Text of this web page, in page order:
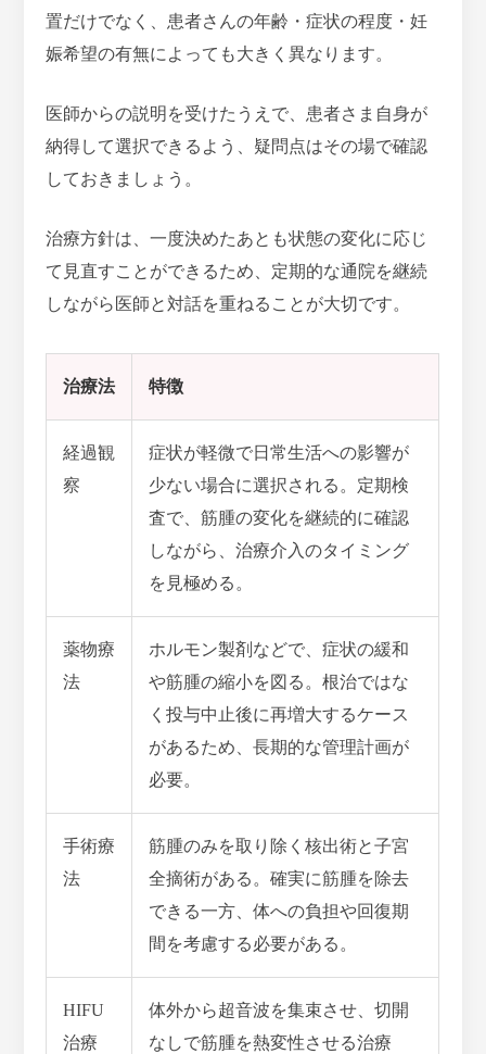
置だけでなく、患者さんの年齢・症状の程度・妊
娠希望の有無によっても大きく異なります。
医師からの説明を受けたうえで、患者さま自身が
納得して選択できるよう、疑問点はその場で確認
しておきましょう。
治療方針は、一度決めたあとも状態の変化に応じ
て見直すことができるため、定期的な通院を継続
しながら医師と対話を重ねることが大切です。
治療法 特徴
経過観
察
症状が軽微で日常生活への影響が
少ない場合に選択される。定期検
査で、筋腫の変化を継続的に確認
しながら、治療介入のタイミング
を見極める。
薬物療
法
ホルモン製剤などで、症状の緩和
や筋腫の縮小を図る。根治ではな
く投与中止後に再増大するケース
があるため、長期的な管理計画が
必要。
手術療
法
筋腫のみを取り除く核出術と子宮
全摘術がある。確実に筋腫を除去
できる一方、体への負担や回復期
間を考慮する必要がある。
HIFU
治療
体外から超音波を集束させ、切開
なしで筋腫を熱変性させる治療